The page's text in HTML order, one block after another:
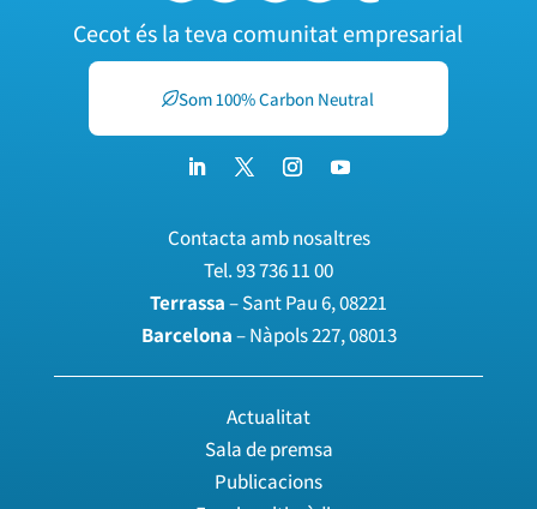
Cecot és la teva comunitat empresarial
Som 100% Carbon Neutral
Contacta amb nosaltres
Tel.93 736 11 00
Terrassa– Sant Pau 6, 08221
Barcelona– Nàpols 227, 08013
Actualitat
Sala de premsa
Publicacions